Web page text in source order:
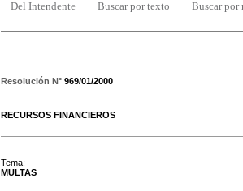
Del Intendente Buscar por texto Buscar por
Resolución N° 969/01/2000
RECURSOS FINANCIEROS
Tema:
MULTAS